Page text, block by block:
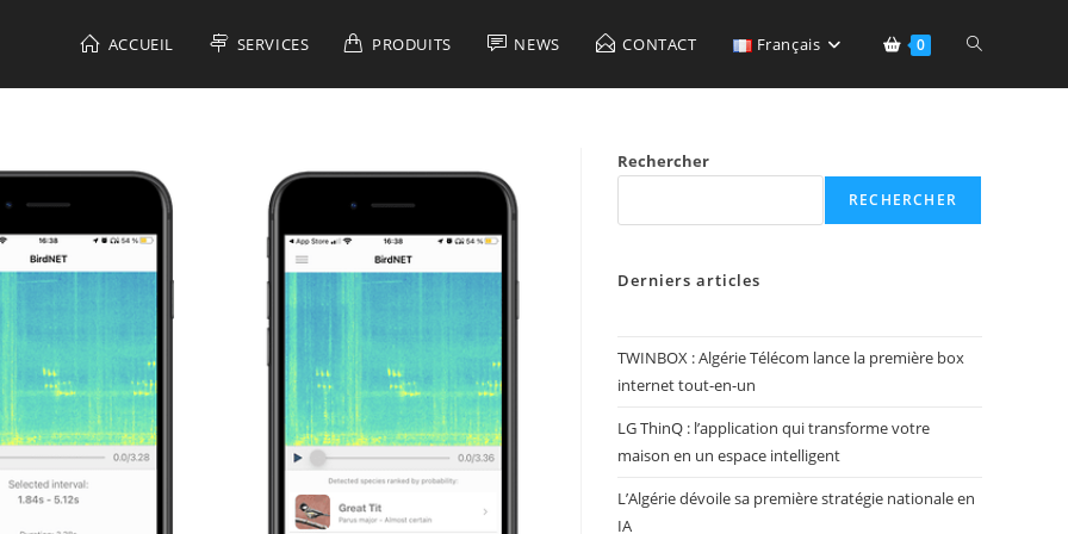
ACCUEIL SERVICES PRODUITS NEWS CONTACT Français 0 Toggle
search
Rechercher
RECHERCHER
Derniers articles
TWINBOX : Algérie Télécom lance la première box
internet tout-en-un
LG ThinQ : l’application qui transforme votre
maison en un espace intelligent
L’Algérie dévoile sa première stratégie nationale en
IA